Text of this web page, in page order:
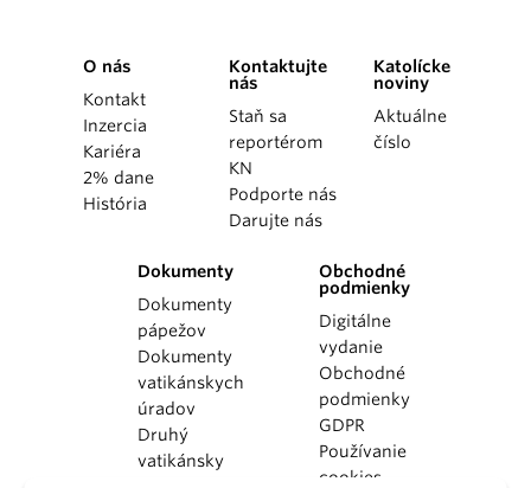
O nás
Kontakt
Inzercia
Kariéra
2% dane
História
Kontaktujte
nás
Staň sa
reportérom
KN
Podporte nás
Darujte nás
Katolícke
noviny
Aktuálne
číslo
Dokumenty
Dokumenty
pápežov
Dokumenty
vatikánskych
úradov
Druhý
vatikánsky
Obchodné
podmienky
Digitálne
vydanie
Obchodné
podmienky
GDPR
Používanie
cookies